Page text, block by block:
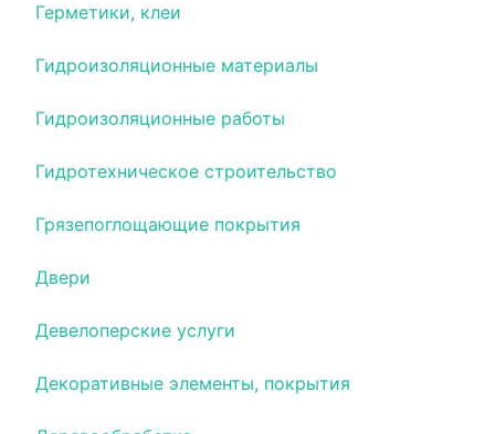
Герметики, клеи
Гидроизоляционные материалы
Гидроизоляционные работы
Гидротехническое строительство
Грязепоглощающие покрытия
Двери
Девелоперские услуги
Декоративные элементы, покрытия